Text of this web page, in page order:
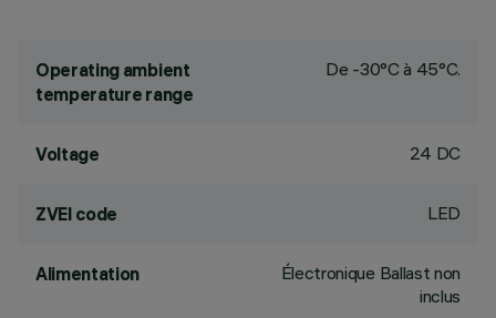
Operating ambient
temperature range
De -30°C à 45°C.
Voltage 24 DC
ZVEI code LED
Alimentation
Électronique Ballast non
inclus